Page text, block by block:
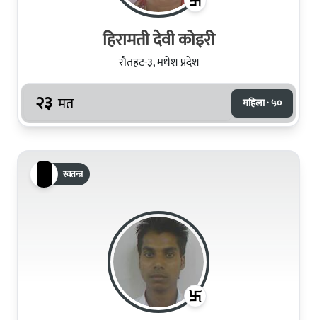
हिरामती देवी कोइरी
रौतहट-३, मधेश प्रदेश
२३ मत महिला · ५०
स्वतन्त्र